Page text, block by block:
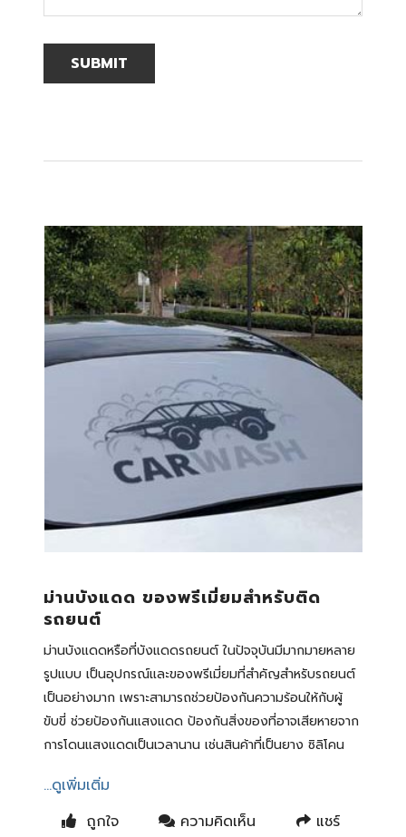
ม่านบังแดด ของพรีเมี่ยมสำหรับติด
รถยนต์
ม่านบังแดดหรือที่บังแดดรถยนต์ ในปัจจุบันมีมากมายหลาย
รูปแบบ เป็นอุปกรณ์และของพรีเมี่ยมที่สำคัญสำหรับรถยนต์
เป็นอย่างมาก เพราะสามารถช่วยป้องกันความร้อนให้กับผู้
ขับขี่ ช่วยป้องกันแสงแดด ป้องกันสิ่งของที่อาจเสียหายจาก
การโดนแสงแดดเป็นเวลานาน เช่นสินค้าที่เป็นยาง ซิลิโคน
...ดูเพิ่มเติ่ม
ถูกใจ
ความคิดเห็น แชร์